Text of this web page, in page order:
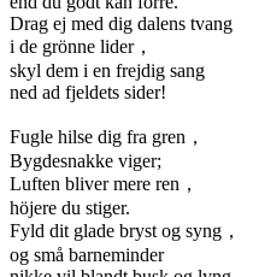
Drag ej med dig dalens tvang
i de grönne lider，
skyl dem i en frejdig sang
ned ad fjeldets sider!
Fugle hilse dig fra gren，
Bygdesnakke viger;
Luften bliver mere ren，
höjere du stiger.
Fyld dit glade bryst og syng，
og små barneminder